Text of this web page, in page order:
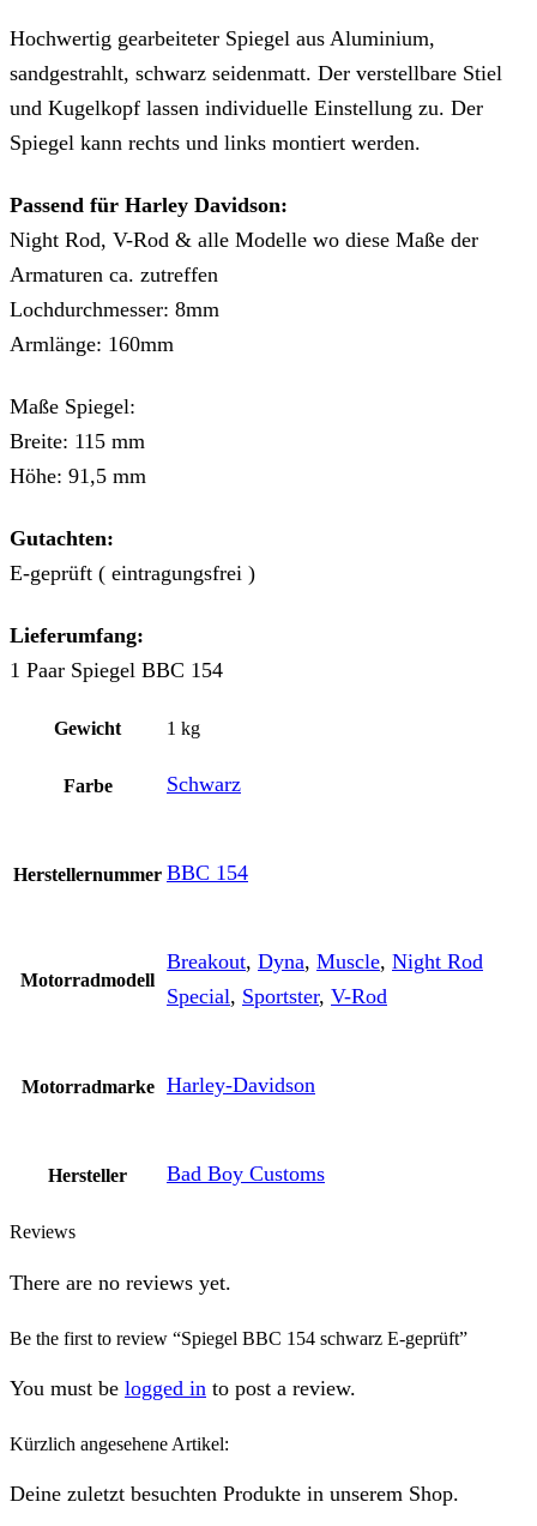
Hochwertig gearbeiteter Spiegel aus Aluminium,
sandgestrahlt, schwarz seidenmatt. Der verstellbare Stiel
und Kugelkopf lassen individuelle Einstellung zu. Der
Spiegel kann rechts und links montiert werden.
Passend für Harley Davidson:
Night Rod, V-Rod & alle Modelle wo diese Maße der
Armaturen ca. zutreffen
Lochdurchmesser: 8mm
Armlänge: 160mm
Maße Spiegel:
Breite: 115 mm
Höhe: 91,5 mm
Gutachten:
E-geprüft ( eintragungsfrei )
Lieferumfang:
1 Paar Spiegel BBC 154
Gewicht 1 kg
Farbe Schwarz
Herstellernummer BBC 154
Motorradmodell
Breakout, Dyna, Muscle, Night Rod
Special, Sportster, V-Rod
Motorradmarke Harley-Davidson
Hersteller Bad Boy Customs
Reviews
There are no reviews yet.
Be the first to review “Spiegel BBC 154 schwarz E-geprüft”
You must be logged in to post a review.
Kürzlich angesehene Artikel:
Deine zuletzt besuchten Produkte in unserem Shop.